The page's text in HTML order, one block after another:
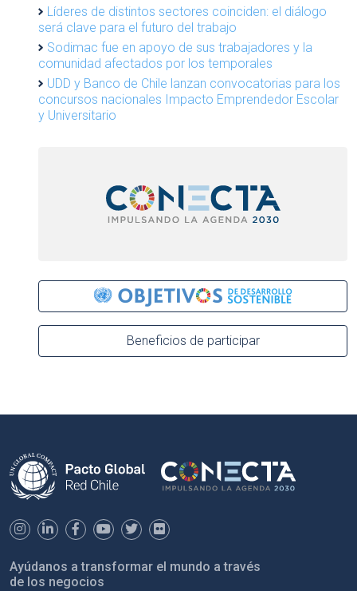
Líderes de distintos sectores coinciden: el diálogo
será clave para el futuro del trabajo
Sodimac fue en apoyo de sus trabajadores y la
comunidad afectados por los temporales
UDD y Banco de Chile lanzan convocatorias para los
concursos nacionales Impacto Emprendedor Escolar
y Universitario
Beneficios de participar
Ayúdanos a transformar el mundo a través
de los negocios